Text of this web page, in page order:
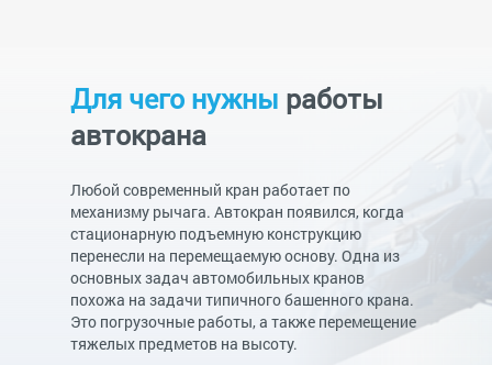
Для чего нужны работы
автокрана
Любой современный кран работает по
механизму рычага. Автокран появился, когда
стационарную подъемную конструкцию
перенесли на перемещаемую основу. Одна из
основных задач автомобильных кранов
похожа на задачи типичного башенного крана.
Это погрузочные работы, а также перемещение
тяжелых предметов на высоту.